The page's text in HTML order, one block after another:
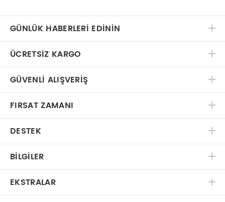
GÜNLÜK HABERLERİ EDİNİN
ÜCRETSIZ KARGO
GÜVENLI ALIŞVERIŞ
FIRSAT ZAMANI
DESTEK
BILGILER
EKSTRALAR